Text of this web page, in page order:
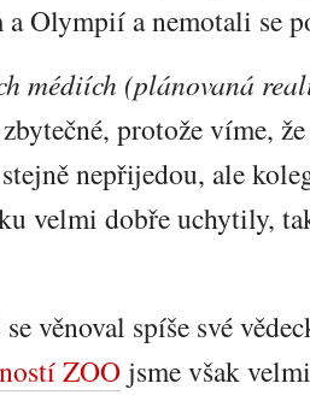
Olympií a nemotali se
médiích (plánovaná
protože víme,
nepřijedou, ale
velmi dobře uchytily,
věnoval spíše své
ZOO jsme však